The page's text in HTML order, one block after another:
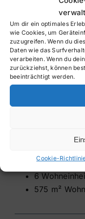
Um dir ein optimales
wie Cookies, um
zuzugreifen. Wenn du
Daten wie das
verarbeiten. Wenn du
zurückziehst, können
beeinträchtigt werden.
Cookie-
6
575 m²